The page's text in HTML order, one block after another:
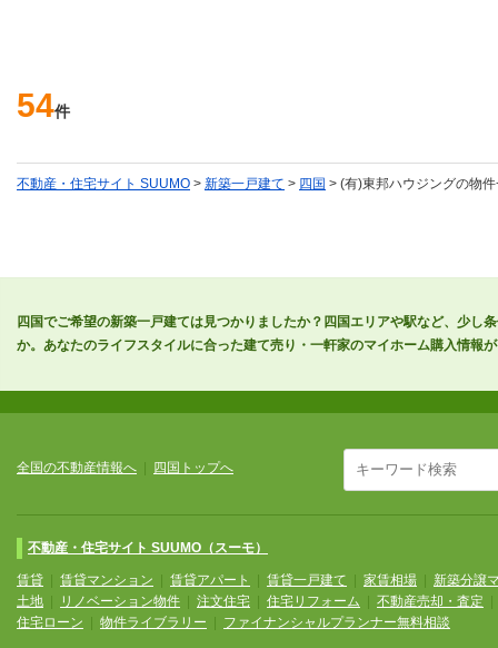
54件
不動産・住宅サイト SUUMO > 新築一戸建て > 四国 > (有)東邦ハウジングの物
四国でご希望の新築一戸建ては見つかりましたか？四国エリアや駅など、少し
か。あなたのライフスタイルに合った建て売り・一軒家のマイホーム購入情報
全国の不動産情報へ 四国トップへ
不動産・住宅サイト SUUMO（スーモ）
賃貸 賃貸マンション 賃貸アパート 賃貸一戸建て 家賃相場
新築分譲
土地
リノベーション物件 注文住宅 住宅リフォーム 不動産売却・査定
住宅ローン
物件ライブラリー ファイナンシャルプランナー無料相談